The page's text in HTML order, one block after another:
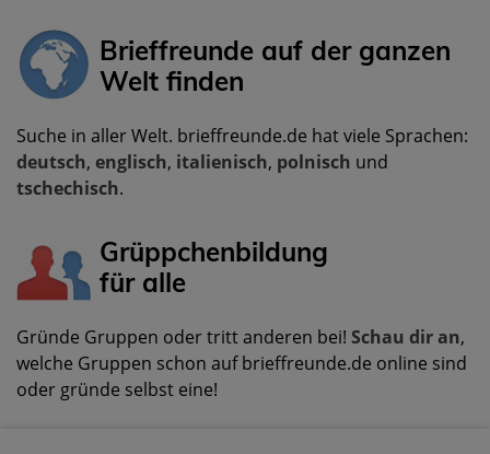
Brieffreunde auf der ganzen
Welt finden
Suche in aller Welt. brieffreunde.de hat viele Sprachen:
deutsch, englisch, italienisch, polnisch und
tschechisch.
Grüppchenbildung
für alle
Gründe Gruppen oder tritt anderen bei! Schau dir an,
welche Gruppen schon auf brieffreunde.de online sind
oder gründe selbst eine!